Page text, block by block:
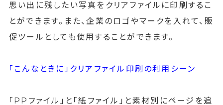
思い出に残したい写真をクリアファイルに印刷するこ
とができます。また、企業のロゴやマークを入れて、販
促ツールとしても使用することができます。
「こんなときに」 クリアファイル印刷の利用シーン
「PPファイル」と「紙ファイル」と素材別にページを追